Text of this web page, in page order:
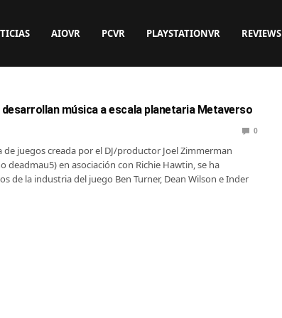
AIOVR PCVR PLAYSTATIONVR REVIEWS
desarrollan música a escala planetaria Metaverso
0
de juegos creada por el DJ/productor Joel Zimmerman
deadmau5) en asociación con Richie Hawtin, se ha
de la industria del juego Ben Turner, Dean Wilson e Inder